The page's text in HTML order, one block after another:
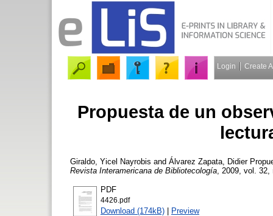
Login Create
Propuesta de un
Giraldo, Yicel Nayrobis and Álvarez Zapata, Didier
Revista Interamericana de Bibliotecología , 2009, vol.
PDF
4426.pdf
Download (174kB) | Preview